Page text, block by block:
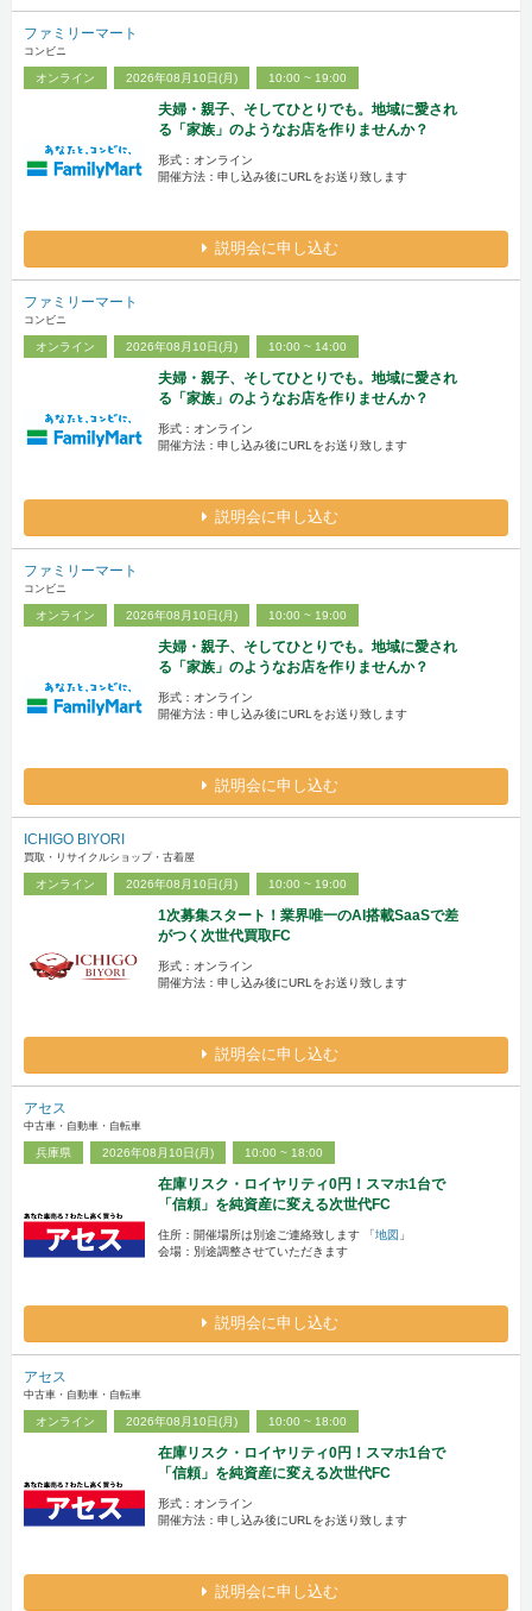
ファミリーマート
コンビニ
オンライン 2026年08月10日(月) 10:00 ~ 19:00
夫婦・親子、そしてひとりでも。地域に愛され
る「家族」のようなお店を作りませんか？
形式：オンライン
開催方法：申し込み後にURLをお送り致します
説明会に申し込む
ファミリーマート
コンビニ
オンライン 2026年08月10日(月) 10:00 ~ 14:00
夫婦・親子、そしてひとりでも。地域に愛され
る「家族」のようなお店を作りませんか？
形式：オンライン
開催方法：申し込み後にURLをお送り致します
説明会に申し込む
ファミリーマート
コンビニ
オンライン 2026年08月10日(月) 10:00 ~ 19:00
夫婦・親子、そしてひとりでも。地域に愛され
る「家族」のようなお店を作りませんか？
形式：オンライン
開催方法：申し込み後にURLをお送り致します
説明会に申し込む
ICHIGO BIYORI
買取・リサイクルショップ・古着屋
オンライン 2026年08月10日(月) 10:00 ~ 19:00
1次募集スタート！業界唯一のAI搭載SaaSで差
がつく次世代買取FC
形式：オンライン
開催方法：申し込み後にURLをお送り致します
説明会に申し込む
アセス
中古車・自動車・自転車
兵庫県 2026年08月10日(月) 10:00 ~ 18:00
在庫リスク・ロイヤリティ0円！スマホ1台で
「信頼」を純資産に変える次世代FC
住所：開催場所は別途ご連絡致します 「地図 」
会場：別途調整させていただきます
説明会に申し込む
アセス
中古車・自動車・自転車
オンライン 2026年08月10日(月) 10:00 ~ 18:00
在庫リスク・ロイヤリティ0円！スマホ1台で
「信頼」を純資産に変える次世代FC
形式：オンライン
開催方法：申し込み後にURLをお送り致します
説明会に申し込む